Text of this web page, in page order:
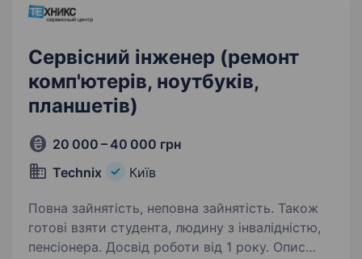
Сервісний інженер (ремонт
комп'ютерів, ноутбуків,
планшетів)
20 000 – 40 000 грн
Technix
Київ
Повна зайнятість, неповна зайнятість. Також
готові взяти студента, людину з інвалідністю,
пенсіонера. Досвід роботи від 1 року. Опис